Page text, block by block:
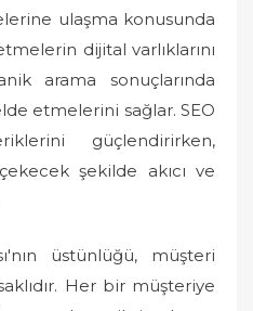
ulaşma konusunda
dijital varlıklarını
arama sonuçlarında
etmelerini sağlar. SEO
güçlendirirken,
şekilde akıcı ve
üstünlüğü, müşteri
Her bir müşteriye